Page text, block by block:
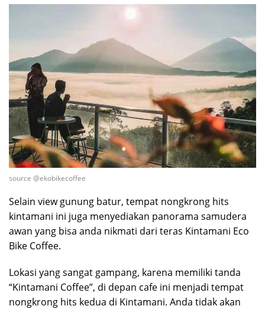
source @ekobikecoffee
Selain view gunung batur, tempat nongkrong hits
kintamani ini juga menyediakan panorama samudera
awan yang bisa anda nikmati dari teras Kintamani Eco
Bike Coffee.
Lokasi yang sangat gampang, karena memiliki tanda
“Kintamani Coffee”, di depan cafe ini menjadi tempat
nongkrong hits kedua di Kintamani. Anda tidak akan